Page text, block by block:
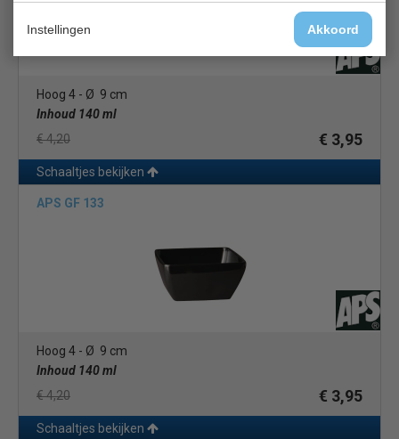
Instellingen Akkoord
Hoog 4 - Ø 9 cm
Inhoud 140 ml
€ 4,20
€ 3,95
Schaaltjes bekijken
APS GF 133
Hoog 4 - Ø 9 cm
Inhoud 140 ml
€ 4,20
€ 3,95
Schaaltjes bekijken